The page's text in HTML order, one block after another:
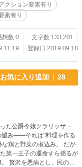
クション要素有り
素有り
想数 0
文字数 133,201
登録日 2019.09.18
お気に入り追加 28
た公爵令嬢クラリッサ・
と野菜の煮込み。 だが
第一王子の運命すら揺るが